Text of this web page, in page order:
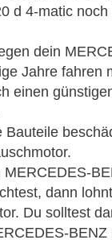
d 4-matic
dein
Jahre fahren
einen
Bauteile
MERCEDES-
dann
Du solltest
BENZ